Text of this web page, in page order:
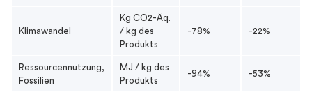
Klimawandel
Kg CO2-Äq.
/ kg des
Produkts
-78% -22%
Ressourcennutzung,
Fossilien
MJ / kg des
Produkts
-94% -53%